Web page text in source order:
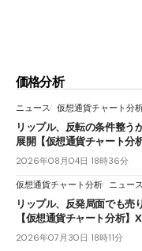
価格分析
ニュース 仮想通貨チャート分
リップル、反転の条件整
展開【仮想通貨チャート分
2026年08月04日 18時36分
仮想通貨チャート分析 ニュース
リップル、反発局面でも
【仮想通貨チャート分析
2026年07月30日 18時11分